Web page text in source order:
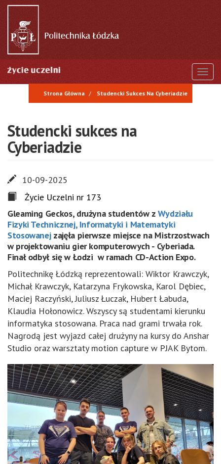
Przejdź
treści
Strona Główna Studencki Sukces Na Cyberiadzie
Studencki sukces na
Cyberiadzie
10-09-2025
Życie Uczelni nr 173
Gleaming Geckos, drużyna studentów z Wydziału
Fizyki Technicznej, Informatyki i Matematyki
Stosowanejzajęła pierwsze miejsce na Mistrzostwach
w projektowaniu gier komputerowych - Cyberiada.
Finał odbył się w Łodzi w ramach CD-Action Expo.
Politechnikę Łódzką reprezentowali: Wiktor Krawczyk,
Michał Krawczyk, Katarzyna Frykowska, Karol Dębiec,
Maciej Raczyński, Juliusz Łuczak, Hubert Łabuda,
Klaudia Hołonowicz. Wszyscy są studentami kierunku
informatyka stosowana. Praca nad grami trwała rok.
Nagrodą jest wyjazd całej drużyny na kursy do Anshar
Studio oraz warsztaty motion capture w PJAK Bytom.